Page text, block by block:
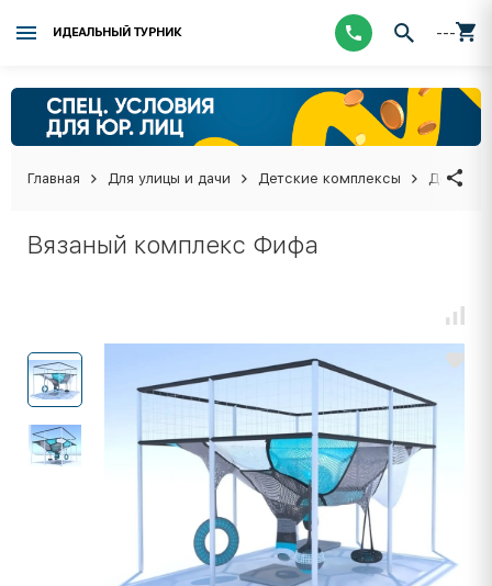
ИДЕАЛЬНЫЙ ТУРНИК ---
Главная Для улицы и дачи Детские комплексы
Вязаный комплекс Фифа